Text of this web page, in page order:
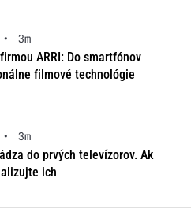
•
3m
ARRI: Do smartfónov
filmové technológie
•
3m
do prvých televízorov. Ak
ich